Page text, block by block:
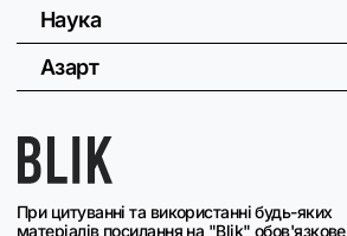
При цитуванні та використанні будь-яких
матеріалів посилання на "Blik" обов'язкове
Наука
Азарт